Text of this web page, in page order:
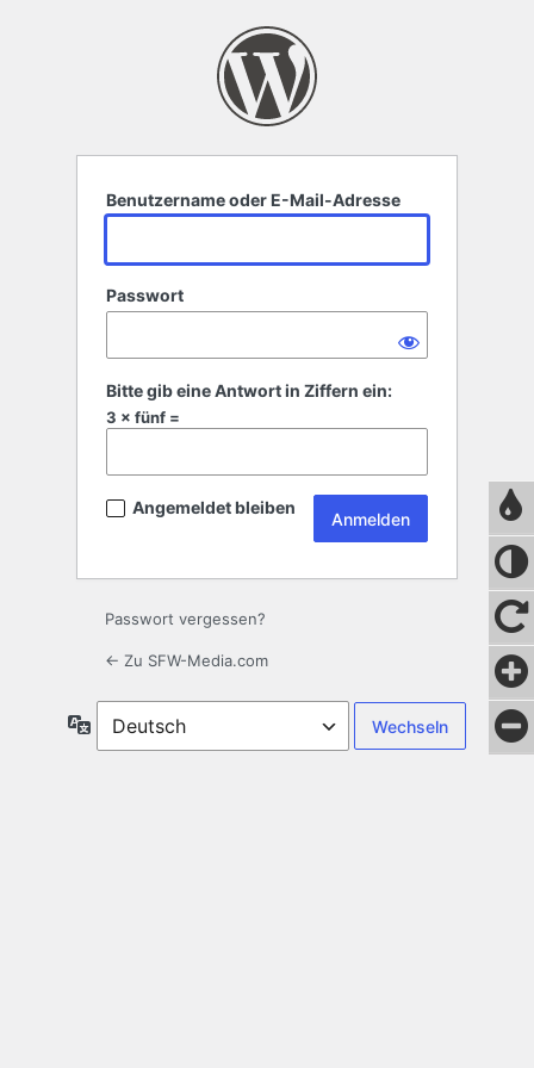
Benutzername oder E-Mail-Adresse
Passwort
Bitte gib eine Antwort in Ziffern ein:
3 × fünf =
Angemeldet bleiben
Passwort vergessen?
← Zu SFW-Media.com
Sprache